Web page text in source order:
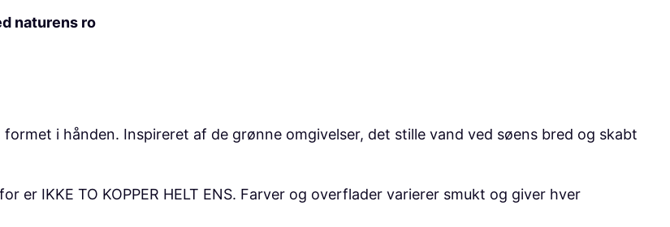
h
a
t
naturens ro
i hånden. Inspireret af de grønne omgivelser, det stille vand ved søens bred og skabt
IKKE TO KOPPER HELT ENS. Farver og overflader varierer smukt og giver hver